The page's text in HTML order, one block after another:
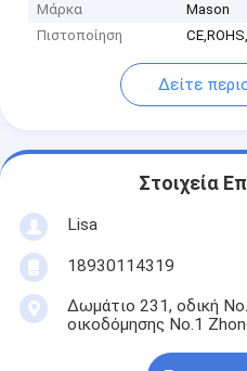
Μάρκα
Mason
Πιστοποίηση
Δείτε
Στοιχεία
Lisa
18930114319
Δωμάτιο 231, οδική
οικοδόμησης No.1